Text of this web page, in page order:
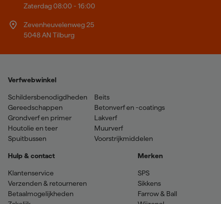
Zaterdag 08:00 - 16:00
Zevenheuvelenweg 25
5048 AN Tilburg
Verfwebwinkel
Schildersbenodigdheden
Gereedschappen
Grondverf en primer
Houtolie en teer
Spuitbussen
Beits
Betonverf en -coatings
Lakverf
Muurverf
Voorstrijkmiddelen
Hulp & contact
Klantenservice
Verzenden & retourneren
Betaalmogelijkheden
Merken
SPS
Sikkens
Farrow & Ball